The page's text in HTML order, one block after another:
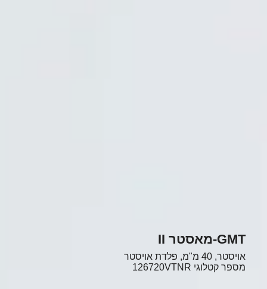
GMT-מאסטר II
אויסטר, 40 מ"מ, פלדת אויסטר
מספר קטלוגי 126720VTNR